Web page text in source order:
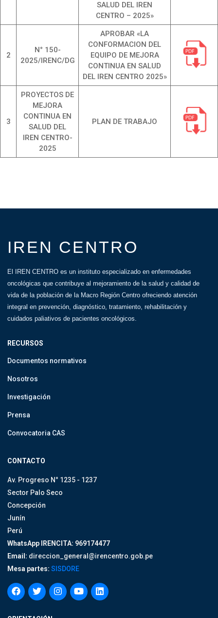
SALUD DEL IREN
CENTRO – 2025»
2
N° 150-
2025/IRENC/DG
APROBAR «LA
CONFORMACION DEL
EQUIPO DE MEJORA
CONTINUA EN SALUD
DEL IREN CENTRO 2025»
3
PROYECTOS DE
MEJORA
CONTINUA EN
SALUD DEL
IREN CENTRO-
2025
PLAN DE TRABAJO
IREN CENTRO
El IREN CENTRO es un instituto especializado en enfermedades
oncológicas que contribuye al mejoramiento de la salud y calidad de
vida de la población de la Macro Región Centro ofreciendo atención
integral en prevención, diagnóstico, tratamiento, rehabilitación y
cuidados paliativos de pacientes oncológicos.
RECURSOS
Documentos normativos
Nosotros
Investigación
Prensa
Convocatoria CAS
CONTACTO
Av. Progreso N° 1235 - 1237
Sector Palo Seco
Concepción
Junín
Perú
WhatsApp IRENCITA: 969174477
Email: direccion_general@irencentro.gob.pe
Mesa partes: SISDORE